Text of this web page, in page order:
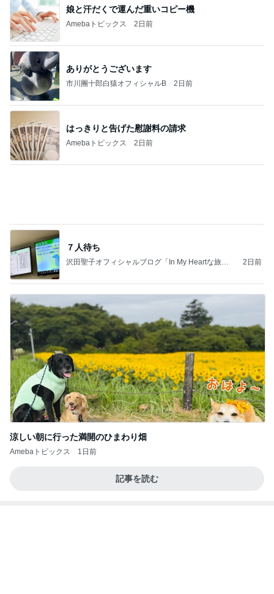
娘と汗だくで運んだ重いコピー機
Amebaトピックス 2日前
ありがとうございます
市川團十郎白猿オフィシャルB 2日前
はっきりと告げた慰謝料の請求
Amebaトピックス 2日前
７人待ち
沢田聖子オフィシャルブログ「In My Heartな旅日
2日前
涼しい朝に行った満開のひまわり畑
Amebaトピックス 1日前
記事を読む